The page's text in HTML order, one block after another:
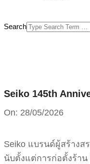
Search
Seiko 145th
On: 28/05/2026
Seiko แบรนด์ผู้สร้างส
นับตั้งแต่การก่อตั้งร้าน